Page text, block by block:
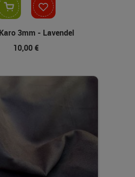
3mm - Lavendel
10,00 €